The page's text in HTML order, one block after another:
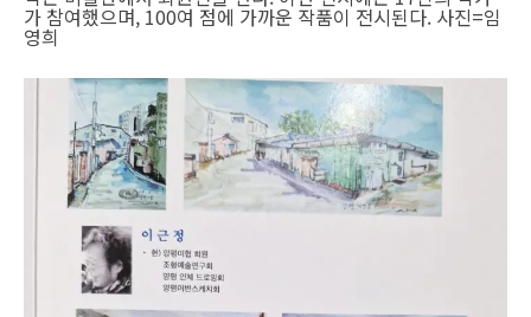
가 참여했으며, 100여 점에 가까운 작품이 전시된다. 사진=임
영희